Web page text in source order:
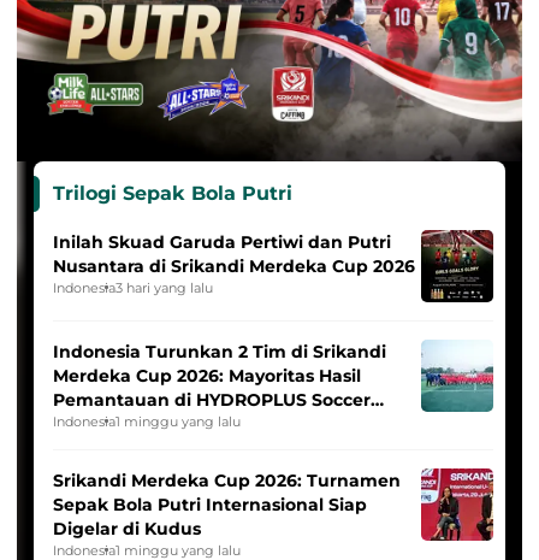
Trilogi Sepak Bola Putri
Inilah Skuad Garuda Pertiwi dan Putri
Nusantara di Srikandi Merdeka Cup 2026
Indonesia3 hari yang lalu
Indonesia Turunkan 2 Tim di Srikandi
Merdeka Cup 2026: Mayoritas Hasil
Pemantauan di HYDROPLUS Soccer
League
Indonesia1 minggu yang lalu
Srikandi Merdeka Cup 2026: Turnamen
Sepak Bola Putri Internasional Siap
Digelar di Kudus
Indonesia1 minggu yang lalu